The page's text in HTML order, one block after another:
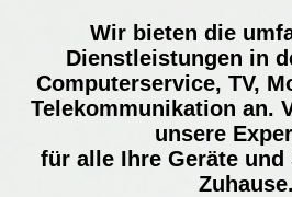
Wir bieten die
Dienstleistungen in
Computerservice, TV,
Telekommunikation an.
unsere
für alle Ihre Geräte
Zuhause.